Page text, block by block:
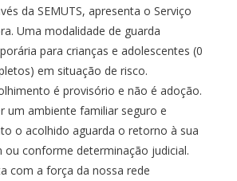
da SEMUTS, apresenta o Serviço
Uma modalidade de guarda
para crianças e adolescentes (0
em situação de risco.
é provisório e não é adoção.
um ambiente familiar seguro e
o acolhido aguarda o retorno à sua
ou conforme determinação judicial.
com a força da nossa rede